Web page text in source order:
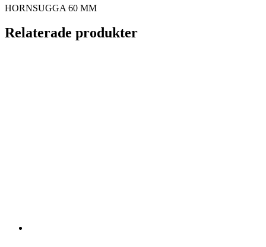
HORNSUGGA 60 MM
Relaterade produkter